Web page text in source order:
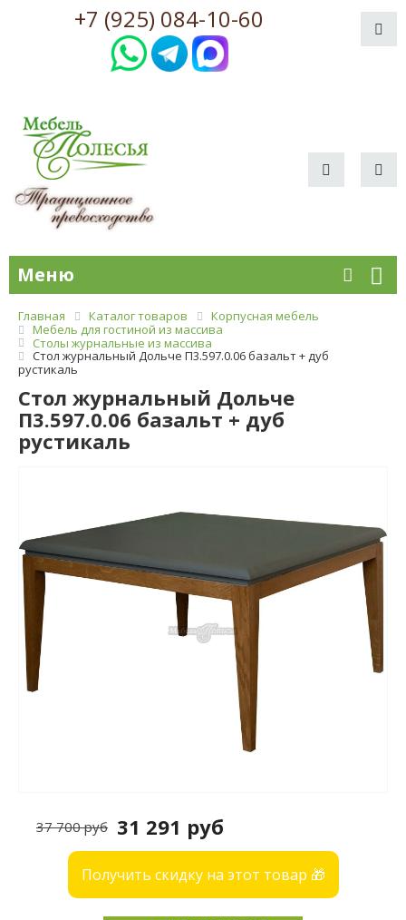
+7 (925) 084-10-60
Меню
Главная Каталог товаров
Корпусная мебель
Мебель для гостиной из массива
Столы журнальные из массива
Стол журнальный Дольче П3.597.0.06 базальт + дуб
рустикаль
Стол журнальный Дольче
П3.597.0.06 базальт + дуб
рустикаль
31 291 руб
37 700 руб
Получить скидку на этот товар 🎁